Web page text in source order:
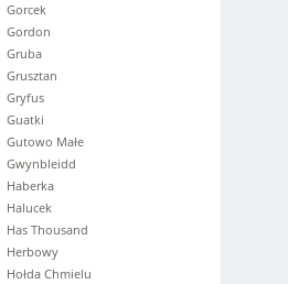
Gorcek
Gordon
Gruba
Grusztan
Gryfus
Guatki
Gutowo Małe
Gwynbleidd
Haberka
Halucek
Has Thousand
Herbowy
Hołda Chmielu